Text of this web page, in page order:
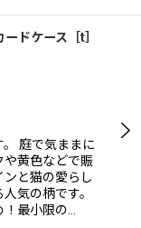
ドケース［t］
庭で気ままに
や黄色などで賑
と猫の愛らし
気の柄です。
！最小限の…